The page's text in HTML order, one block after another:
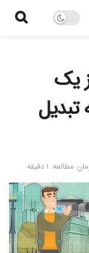
یک
تبدیل
مطالعه: ۱ دقیقه